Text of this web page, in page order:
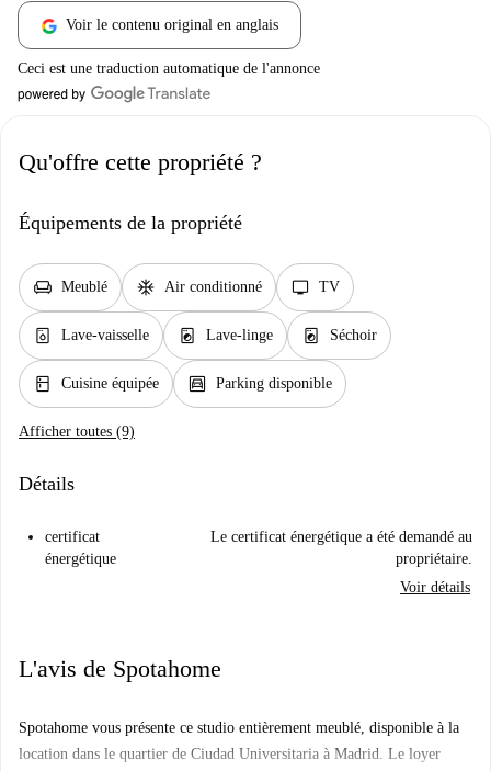
Voir le contenu original en anglais
Ceci est une traduction automatique de l'annonce
Qu'offre cette propriété ?
Équipements de la propriété
chair Meublé ac_unit Air conditionné tv TV
dishwasher_gen Lave-vaisselle local_laundry_service Lave-linge local_laundry_service Séchoir
kitchen Cuisine équipée garage Parking disponible
Afficher toutes (9)
Détails
certificat
énergétique
Le certificat énergétique a été demandé au
propriétaire.
Voir détails
L'avis de Spotahome
Spotahome vous présente ce studio entièrement meublé, disponible à la
location dans le quartier de Ciudad Universitaria à Madrid. Le loyer